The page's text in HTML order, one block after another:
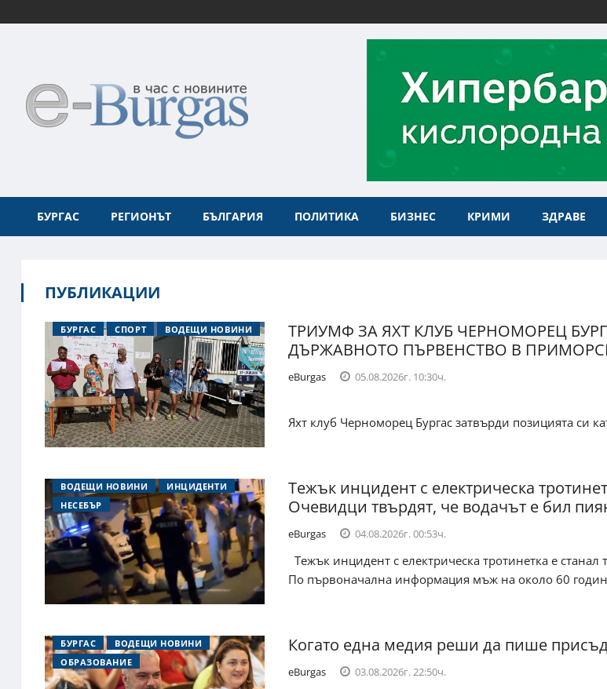
БУРГАС РЕГИОНЪТ БЪЛГАРИЯ ПОЛИТИКА БИЗНЕС КРИМИ ЗДРАВЕ
ПУБЛИКАЦИИ
БУРГАС СПОРТ ВОДЕЩИ НОВИНИ
ТРИУМФ ЗА ЯХТ КЛУБ ЧЕРНОМОРЕЦ
ДЪРЖАВНОТО ПЪРВЕНСТВО В
eBurgas 05.08.2026г. 10:30ч.
Яхт клуб Черноморец Бургас затвърди позицията си
ВОДЕЩИ НОВИНИ
ИНЦИДЕНТИ
НЕСЕБЪР
Тежък инцидент с електрическа
Очевидци твърдят, че водачът е бил
eBurgas 04.08.2026г. 00:53ч.
Тежък инцидент с електрическа тротинетка е станал
По първоначална информация мъж на около 60
БУРГАС
ВОДЕЩИ НОВИНИ
ОБРАЗОВАНИЕ
Когато една медия реши да пише
eBurgas 03.08.2026г. 22:50ч.